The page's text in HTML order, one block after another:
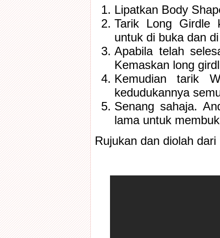
Lipatkan Body
Tarik Long Girdle
untuk di buka dan
Apabila telah
Kemaskan long
Kemudian tarik
kedudukannya
Senang sahaja.
lama untuk
Rujukan dan diolah